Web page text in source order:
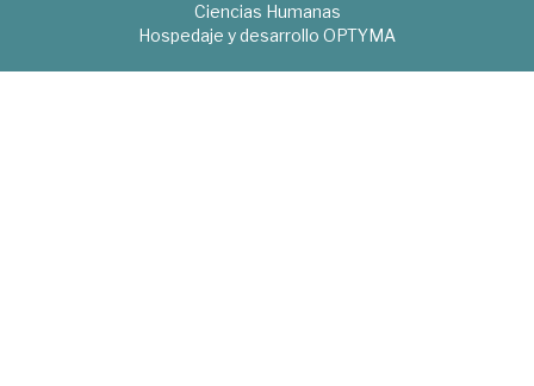
Ciencias Humanas
Hospedaje y desarrollo OPTYMA